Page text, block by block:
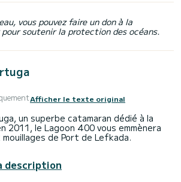
vous pouvez faire un don à la
soutenir la protection des océans.
Afficher le texte original
un superbe catamaran dédié à la
2011, le Lagoon 400 vous emmènera
mouillages de Port de Lefkada.
de 8 personnes. Avec une longueur
et une puissance de 39 chevaux, il sera
description